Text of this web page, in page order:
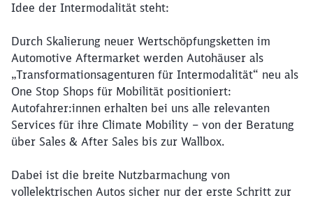
Idee der Intermodalität steht:
Durch Skalierung neuer Wertschöpfungsketten im
Automotive Aftermarket werden Autohäuser als
„Transformationsagenturen für Intermodalität“ neu als
One Stop Shops für Mobilität positioniert:
Autofahrer:innen erhalten bei uns alle relevanten
Services für ihre Climate Mobility – von der Beratung
über Sales & After Sales bis zur Wallbox.
Dabei ist die breite Nutzbarmachung von
vollelektrischen Autos sicher nur der erste Schritt zur